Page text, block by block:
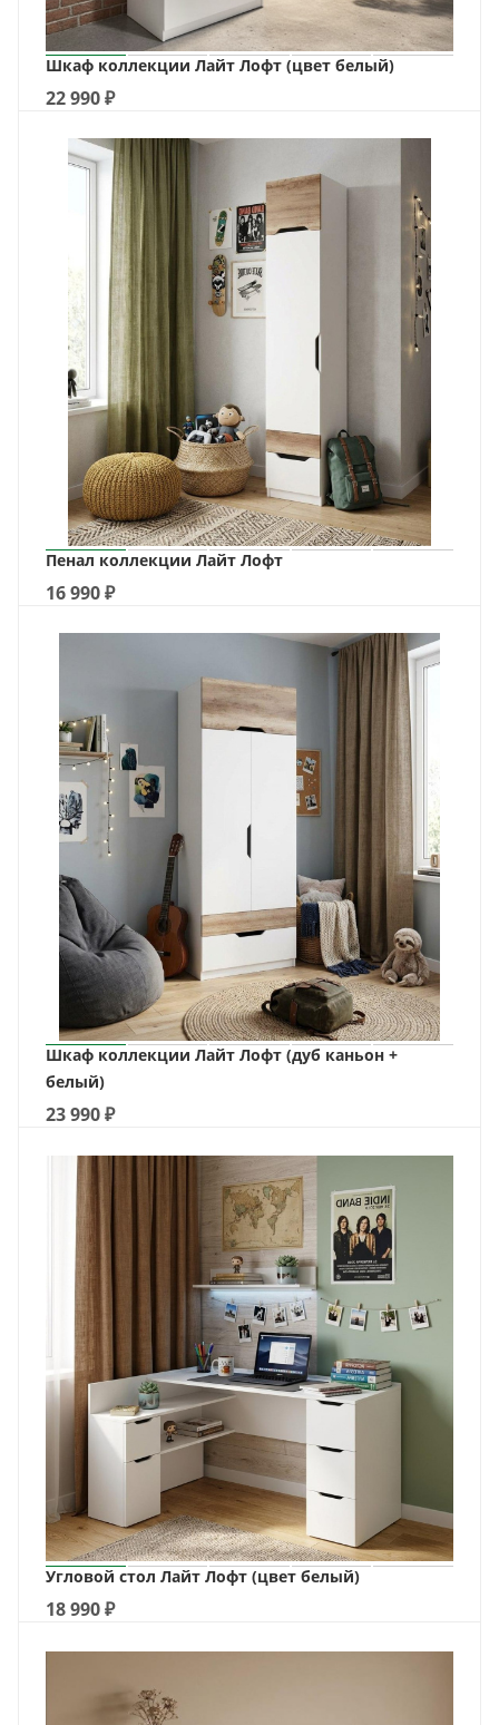
Шкаф коллекции Лайт Лофт (цвет белый)
22 990₽
Пенал коллекции Лайт Лофт
16 990₽
Шкаф коллекции Лайт Лофт (дуб каньон +
белый)
23 990₽
Угловой стол Лайт Лофт (цвет белый)
18 990₽